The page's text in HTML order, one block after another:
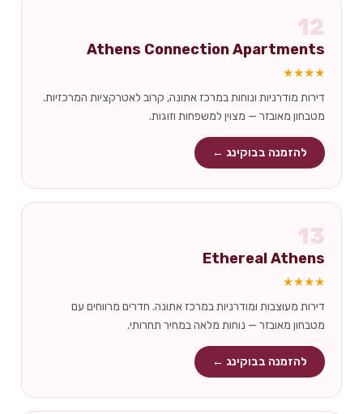
12
Athens Connection Apartments
★★★★
דירות מודרניות ונוחות במרכז אתונה, קרוב לאטרקציות המרכזיות.
מטבחון מאובזר — מצוין למשפחות וזוגות.
להזמנה בבוקינג ←
13
Ethereal Athens
★★★★
דירות מעוצבות ומודרניות במרכז אתונה. חדרים מרווחים עם
מטבחון מאובזר — נוחות מלאה במחיר תחרותי.
להזמנה בבוקינג ←